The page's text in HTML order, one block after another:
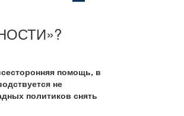
помощь, в
не
политиков снять